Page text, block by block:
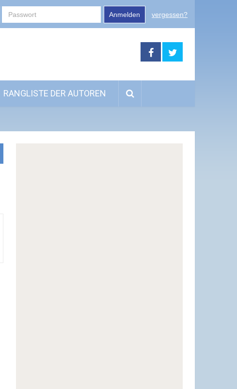
Anmelden vergessen?
RANGLISTE DER AUTOREN